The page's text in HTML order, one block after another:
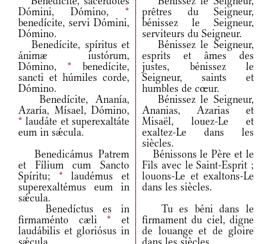
Dómini, Dómino, *
benedícite, servi Dómini,
Dómino.
prêtres du Seigneur,
bénissez le Seigneur,
serviteurs du Seigneur.
Benedícite, spíritus et
ánimæ iustórum,
Dómino, * benedícite,
sancti et húmiles corde,
Dómino.
Bénissez le Seigneur,
esprits et âmes des
justes, bénissez le
Seigneur, saints et
humbles de cœur.
Benedícite, Ananía,
Azaría, Mísael, Dómino,
* laudáte et superexaltáte
eum in sǽcula.
Bénissez le Seigneur,
Ananias, Azarias et
Misaël, louez-Le et
exaltez-Le dans les
siècles.
Benedicámus Patrem
et Fílium cum Sancto
Spíritu; * laudémus et
superexaltémus eum in
sǽcula.
Bénissons le Père et le
Fils avec le Saint-Esprit ;
louons-Le et exaltons-Le
dans les siècles.
Benedíctus es in
firmaménto cæli* et
laudábilis et gloriósus in
Tu es béni dans le
firmament du ciel, digne
de louange et de gloire